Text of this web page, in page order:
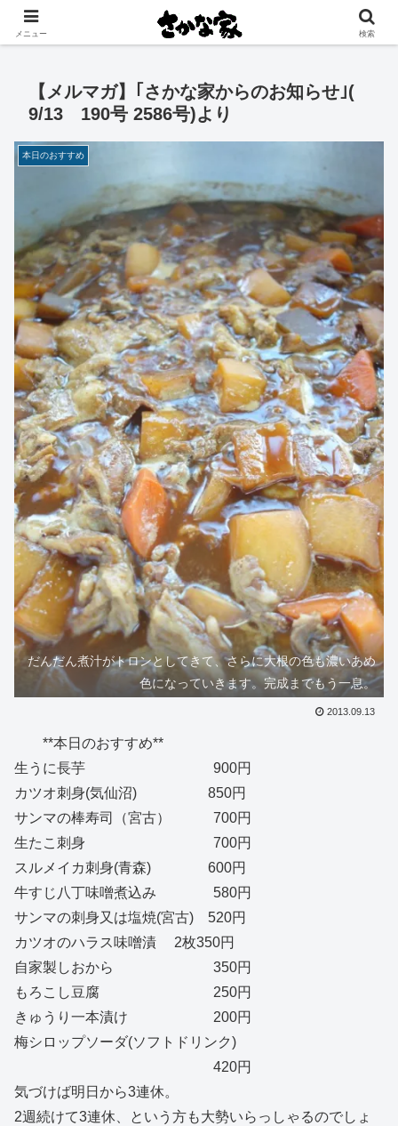
創業大正11年 矢祭町の中心で営む鮮魚店と飲食店
【メルマガ】｢さかな家からのお知らせ｣(
9/13 190号 2586号)より
本日のおすすめ
だんだん煮汁がトロンとしてきて、さらに大根の色も濃いあめ
色になっていきます。完成までもう一息。
2013.09.13
**本日のおすすめ**
生うに長芋 900円
カツオ刺身(気仙沼) 850円
サンマの棒寿司（宮古） 700円
生たこ刺身 700円
スルメイカ刺身(青森) 600円
牛すじ八丁味噌煮込み 580円
サンマの刺身又は塩焼(宮古) 520円
カツオのハラス味噌漬 2枚350円
自家製しおから 350円
もろこし豆腐 250円
きゅうり一本漬け 200円
梅シロップソーダ(ソフトドリンク)
420円
気づけば明日から3連休。
2週続けて3連休、という方も大勢いらっしゃるのでしょ
メニュー 検索